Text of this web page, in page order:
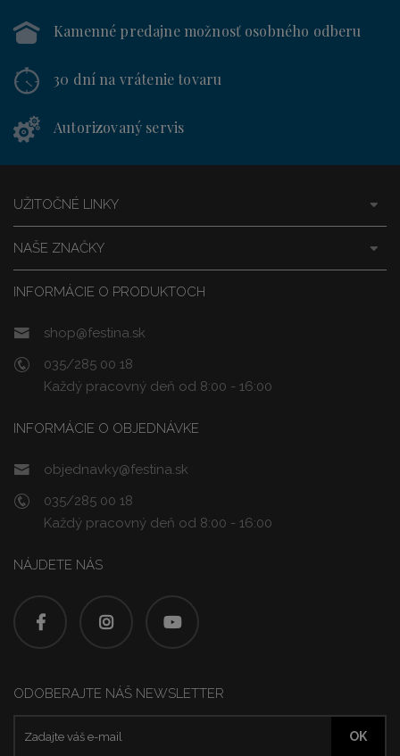
Kamenné predajnemožnosť osobného odberu
30 dní na vrátenie tovaru
Autorizovaný servis
INFORMÁCIE O PRODUKTOCH
shop@festina.sk
035/285 00 18
Každý pracovný deň od 8:00 - 16:00
INFORMÁCIE O OBJEDNÁVKE
objednavky@festina.sk
035/285 00 18
Každý pracovný deň od 8:00 - 16:00
NAŠE ZNAČKY
UŽITOČNÉ LINKY
NÁJDETE NÁS
ODOBERAJTE NÁŠ NEWSLETTER